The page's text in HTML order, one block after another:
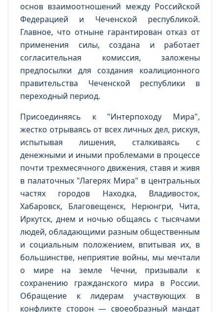
основ взаимоотношений между Российской
Федерацией и Чеченской республикой.
Главное, что отныне гарантирован отказ от
применения силы, создана и работает
согласительная комиссия, заложены
предпосылки для создания коалиционного
правительства Чеченской республики в
переходный период.
Присоединяясь к "Интерпоходу Мира",
жестко отрываясь от всех личных дел, рискуя,
испытывая лишения, сталкиваясь с
денежными и иными проблемами в процессе
почти трехмесячного движения, ставя и живя
в палаточных "Лагерях Мира" в центральных
частях городов Находка, Владивосток,
Хабаровск, Благовещенск, Нерюнгри, Чита,
Иркутск, днем и ночью общаясь с тысячами
людей, обладающими разным общественным
и социальным положением, впитывая их, в
большинстве, неприятие войны, мы мечтали
о мире на земле Чечни, призывали к
сохранению гражданского мира в России.
Обращение к лидерам участвующих в
конфликте сторон — своеобразный мандат